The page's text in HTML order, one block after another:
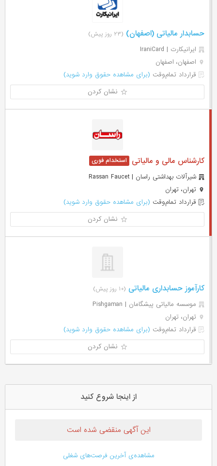
حسابدار مالیاتی (اصفهان) (۲۳ روز پیش)
ایرانیکارت | IraniCard
اصفهان، اصفهان
قرارداد تمام‌وقت (برای مشاهده حقوق وارد شوید)
نشان کردن
کارشناس مالی و مالیاتی
شیرآلات بهداشتی راسان | Rassan Faucet
تهران، تهران
قرارداد تمام‌وقت (برای مشاهده حقوق وارد شوید)
نشان کردن
کارآموز حسابداری مالیاتی (۱۰ روز پیش)
موسسه مالیاتی پیشگامان | Pishgaman
تهران، تهران
قرارداد تمام‌وقت (برای مشاهده حقوق وارد شوید)
نشان کردن
از اینجا شروع کنید
این آگهی منقضی شده است
مشاهده‌ی آخرین فرصت‌های شغلی